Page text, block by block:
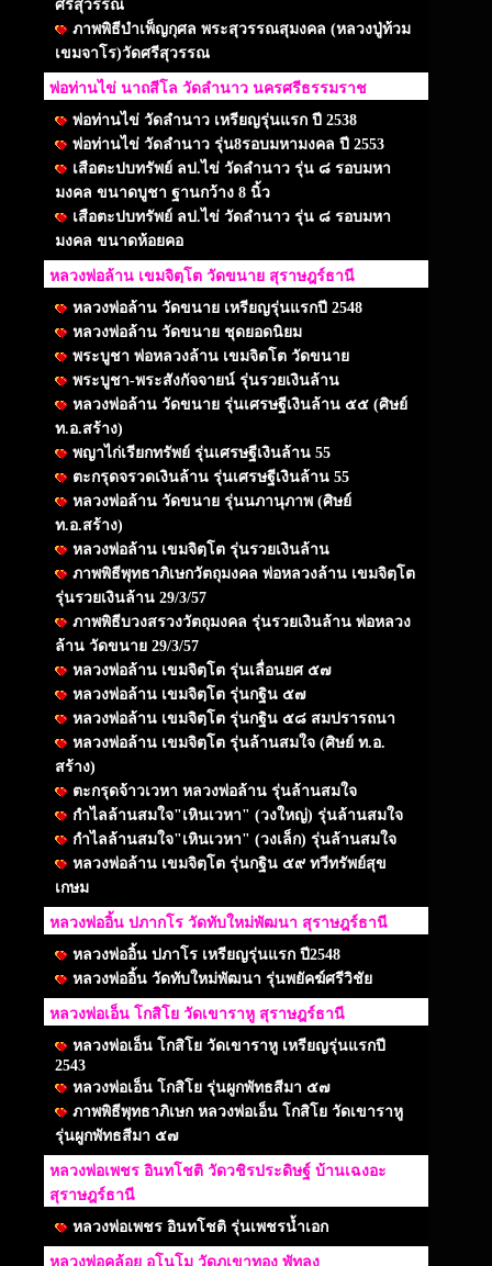
ศรีสุวรรณ
ภาพพิธีบำเพ็ญกุศล พระสุวรรณสุมงคล (หลวงปู่ท้วม
เขมจาโร)วัดศรีสุวรรณ
พ่อท่านไข่ นาถสีโล วัดลำนาว นครศรีธรรมราช
พ่อท่านไข่ วัดลำนาว เหรียญรุ่นแรก ปี 2538
พ่อท่านไข่ วัดลำนาว รุ่น8รอบมหามงคล ปี 2553
เสือตะปบทรัพย์ ลป.ไข่ วัดลำนาว รุ่น ๘ รอบมหา
มงคล ขนาดบูชา ฐานกว้าง 8 นิ้ว
เสือตะปบทรัพย์ ลป.ไข่ วัดลำนาว รุ่น ๘ รอบมหา
มงคล ขนาดห้อยคอ
หลวงพ่อล้าน เขมจิตฺโต วัดขนาย สุราษฎร์ธานี
หลวงพ่อล้าน วัดขนาย เหรียญรุ่นแรกปี 2548
หลวงพ่อล้าน วัดขนาย ชุดยอดนิยม
พระบูชา พ่อหลวงล้าน เขมจิตโต วัดขนาย
พระบูชา-พระสังกัจจายน์ รุ่นรวยเงินล้าน
หลวงพ่อล้าน วัดขนาย รุ่นเศรษฐีเงินล้าน ๕๕ (ศิษย์
ท.อ.สร้าง)
พญาไก่เรียกทรัพย์ รุ่นเศรษฐีเงินล้าน 55
ตะกรุดจรวดเงินล้าน รุ่นเศรษฐีเงินล้าน 55
หลวงพ่อล้าน วัดขนาย รุ่นนภานุภาพ (ศิษย์
ท.อ.สร้าง)
หลวงพ่อล้าน เขมจิตฺโต รุ่นรวยเงินล้าน
ภาพพิธีพุทธาภิเษกวัตถุมงคล พ่อหลวงล้าน เขมจิตฺโต
รุ่นรวยเงินล้าน 29/3/57
ภาพพิธีบวงสรวงวัตถุมงคล รุ่นรวยเงินล้าน พ่อหลวง
ล้าน วัดขนาย 29/3/57
หลวงพ่อล้าน เขมจิตฺโต รุ่นเลื่อนยศ ๕๗
หลวงพ่อล้าน เขมจิตฺโต รุ่นกฐิน ๕๗
หลวงพ่อล้าน เขมจิตฺโต รุ่นกฐิน ๕๘ สมปรารถนา
หลวงพ่อล้าน เขมจิตฺโต รุ่นล้านสมใจ (ศิษย์ ท.อ.
สร้าง)
ตะกรุดจ้าวเวหา หลวงพ่อล้าน รุ่นล้านสมใจ
กำไลล้านสมใจ"เหินเวหา" (วงใหญ่) รุ่นล้านสมใจ
กำไลล้านสมใจ"เหินเวหา" (วงเล็ก) รุ่นล้านสมใจ
หลวงพ่อล้าน เขมจิตฺโต รุ่นกฐิน ๕๙ ทวีทรัพย์สุข
เกษม
หลวงพ่ออิ้น ปภากโร วัดทับใหม่พัฒนา สุราษฎร์ธานี
หลวงพ่ออิ้น ปภาโร เหรียญรุ่นแรก ปี2548
หลวงพ่ออิ้น วัดทับใหม่พัฒนา รุ่นพยัคฆ์ศรีวิชัย
หลวงพ่อเอ็น โกสิโย วัดเขาราหู สุราษฎร์ธานี
หลวงพ่อเอ็น โกสิโย วัดเขาราหู เหรียญรุ่นแรกปี
2543
หลวงพ่อเอ็น โกสิโย รุ่นผูกพัทธสีมา ๕๗
ภาพพิธีพุทธาภิเษก หลวงพ่อเอ็น โกสิโย วัดเขาราหู
รุ่นผูกพัทธสีมา ๕๗
หลวงพ่อเพชร อินทโชติ วัดวชิรประดิษฐ์ บ้านเฉงอะ
สุราษฎร์ธานี
หลวงพ่อเพชร อินทโชติ รุ่นเพชรน้ำเอก
หลวงพ่อคล้อย อโนโม วัดภูเขาทอง พัทลุง